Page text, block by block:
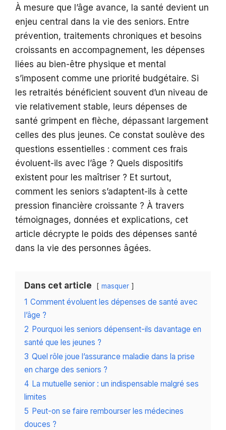
À mesure que l’âge avance, la santé devient un
enjeu central dans la vie des seniors. Entre
prévention, traitements chroniques et besoins
croissants en accompagnement, les dépenses
liées au bien-être physique et mental
s’imposent comme une priorité budgétaire. Si
les retraités bénéficient souvent d’un niveau de
vie relativement stable, leurs dépenses de
santé grimpent en flèche, dépassant largement
celles des plus jeunes. Ce constat soulève des
questions essentielles : comment ces frais
évoluent-ils avec l’âge ? Quels dispositifs
existent pour les maîtriser ? Et surtout,
comment les seniors s’adaptent-ils à cette
pression financière croissante ? À travers
témoignages, données et explications, cet
article décrypte le poids des dépenses santé
dans la vie des personnes âgées.
Dans cet article masquer
1 Comment évoluent les dépenses de santé avec
l’âge ?
2 Pourquoi les seniors dépensent-ils davantage en
santé que les jeunes ?
3 Quel rôle joue l’assurance maladie dans la prise
en charge des seniors ?
4 La mutuelle senior : un indispensable malgré ses
limites
5 Peut-on se faire rembourser les médecines
douces ?